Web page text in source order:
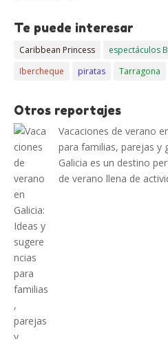
Te puede interesar
Caribbean Princess espectáculos
Ibercheque
piratas Tarragona
Otros reportajes
Vacaciones de verano
para familias, parejas y
Galicia es un destino
de verano llena de